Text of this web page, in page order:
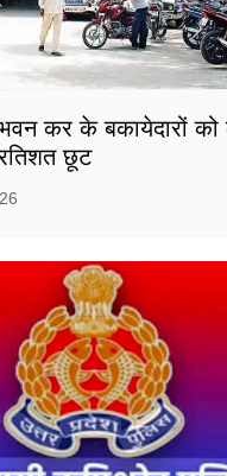
कर के बकायेदारों को
छूट